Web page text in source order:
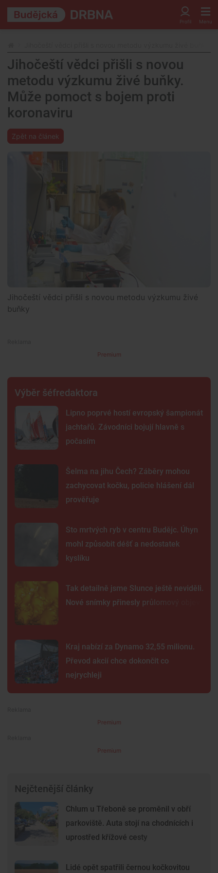
Jihočeští vědci přišli s novou
metodu výzkumu živé buňky.
Může pomoct s bojem proti
koronaviru
Zpět na článek
Jihočeští vědci přišli s novou metodu výzkumu živé
buňky
Premium
Výběr šéfredaktora
Lipno poprvé hostí evropský šampionát
jachtařů. Závodníci bojují hlavně s
počasím
Šelma na jihu Čech? Záběry mohou
zachycovat kočku, policie hlášení dál
prověřuje
Sto mrtvých ryb v centru Budějc. Úhyn
mohl způsobit déšť a nedostatek
kyslíku
Tak detailně jsme Slunce ještě neviděli.
Nové snímky přinesly průlomový objev
Kraj nabízí za Dynamo 32,55 milionu.
Převod akcií chce dokončit co
nejrychleji
Premium
Premium
Nejčtenější články
Chlum u Třeboně se proměnil v obří
parkoviště. Auta stojí na chodnících i
uprostřed křížové cesty
Lidé opět spatřili černou kočkovitou